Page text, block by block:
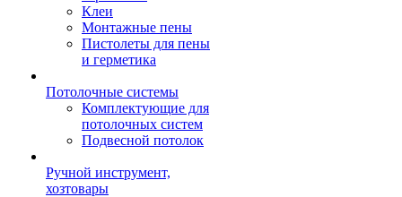
Клеи
Монтажные пены
Пистолеты для пены
и герметика
Потолочные системы
Комплектующие для
потолочных систем
Подвесной потолок
Ручной инструмент,
хозтовары